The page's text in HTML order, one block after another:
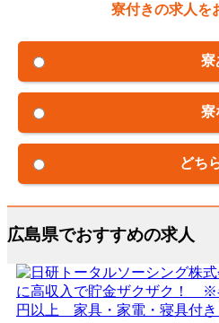
寮付きの求人を
寮
寮
どち
広島県でおすすめの求人